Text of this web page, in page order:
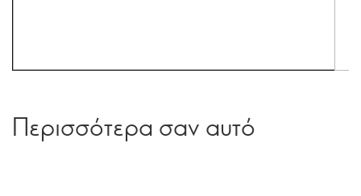
Περισσότερα σαν αυτό